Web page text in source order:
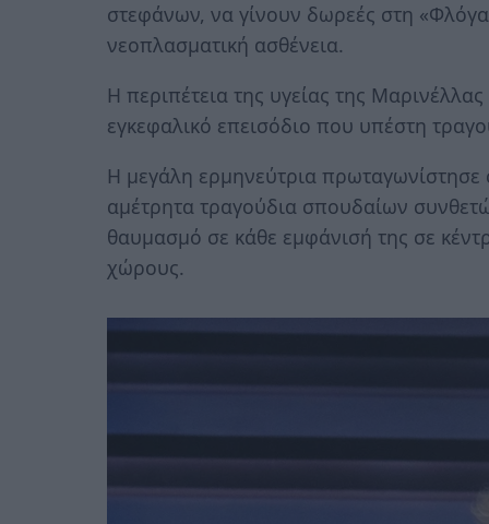
στεφάνων, να γίνουν δωρεές στη
νεοπλασματική ασθένεια.
Η περιπέτεια της υγείας της
εγκεφαλικό επεισόδιο που υπέστη
Η μεγάλη ερμηνεύτρια πρωταγωνίστησε
αμέτρητα τραγούδια σπουδαίων
θαυμασμό σε κάθε εμφάνισή της σε
χώρους.